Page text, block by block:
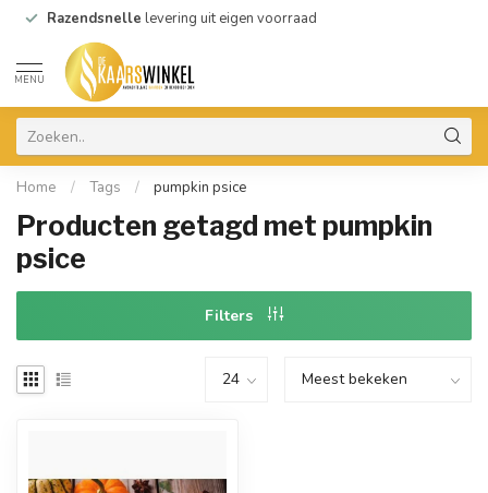
Razendsnelle levering uit eigen voorraad
MENU
Home / Tags / pumpkin psice
Producten getagd met pumpkin
psice
Filters